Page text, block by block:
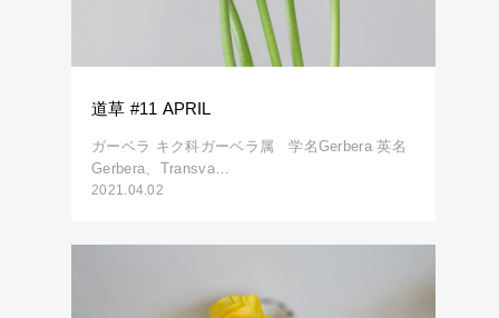
道草 #11 APRIL
ガーベラ キク科ガーベラ属 学名Gerbera 英名
Gerbera、Transva…
2021.04.02